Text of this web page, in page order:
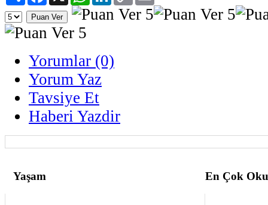
Yorumlar (0)
Yorum Yaz
Tavsiye Et
Haberi Yazdir
Yaşam En Çok